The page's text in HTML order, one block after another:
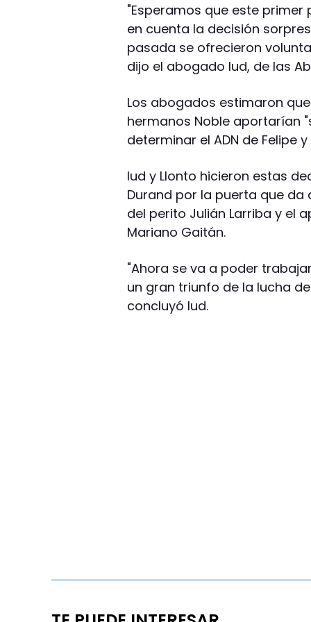
"Esperamos que este
en cuenta la decisión
pasada se ofrecieron
dijo el abogado Iud, de las
Los abogados estimaron
hermanos Noble aportarían
determinar el ADN de Felipe
Iud y Llonto hicieron estas
Durand por la puerta que da
del perito Julián Larriba y el
Mariano Gaitán.
"Ahora se va a poder
un gran triunfo de la lucha
concluyó Iud.